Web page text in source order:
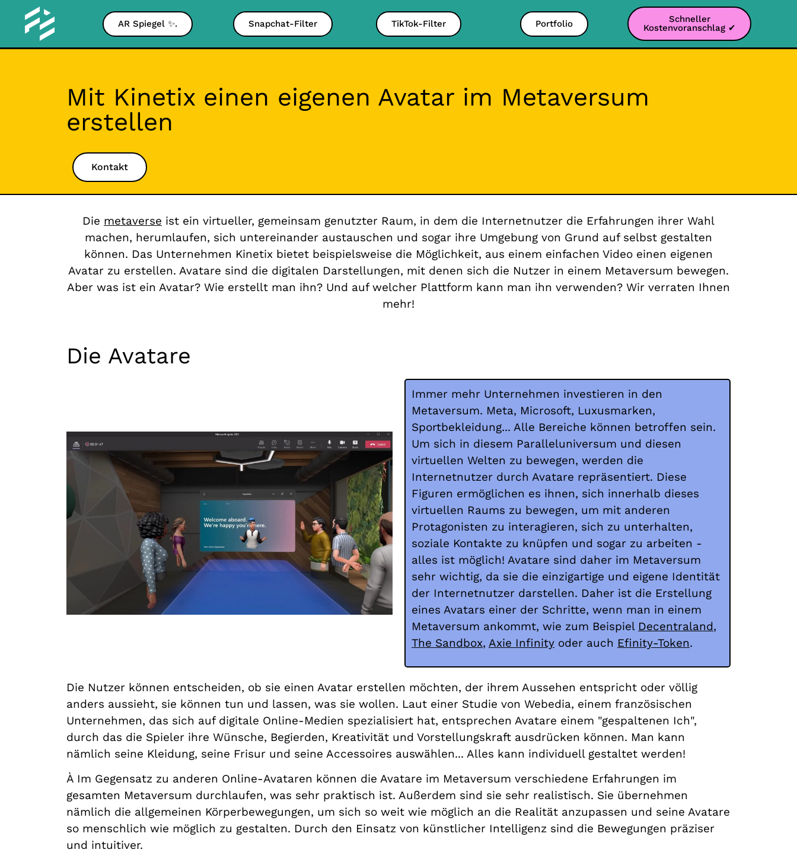
AR Spiegel ✨. Snapchat-Filter TikTok-Filter Portfolio
Schneller
Kostenvoranschlag ✔
Mit Kinetix einen eigenen Avatar im Metaversum
erstellen
Kontakt
Die metaverse ist ein virtueller, gemeinsam genutzter Raum, in dem die Internetnutzer die Erfahrungen ihrer Wahl
machen, herumlaufen, sich untereinander austauschen und sogar ihre Umgebung von Grund auf selbst gestalten
können. Das Unternehmen Kinetix bietet beispielsweise die Möglichkeit, aus einem einfachen Video einen eigenen
Avatar zu erstellen. Avatare sind die digitalen Darstellungen, mit denen sich die Nutzer in einem Metaversum bewegen.
Aber was ist ein Avatar? Wie erstellt man ihn? Und auf welcher Plattform kann man ihn verwenden? Wir verraten Ihnen
mehr!
Die Avatare
Immer mehr Unternehmen investieren in den
Metaversum. Meta, Microsoft, Luxusmarken,
Sportbekleidung... Alle Bereiche können betroffen sein.
Um sich in diesem Paralleluniversum und diesen
virtuellen Welten zu bewegen, werden die
Internetnutzer durch Avatare repräsentiert. Diese
Figuren ermöglichen es ihnen, sich innerhalb dieses
virtuellen Raums zu bewegen, um mit anderen
Protagonisten zu interagieren, sich zu unterhalten,
soziale Kontakte zu knüpfen und sogar zu arbeiten -
alles ist möglich! Avatare sind daher im Metaversum
sehr wichtig, da sie die einzigartige und eigene Identität
der Internetnutzer darstellen. Daher ist die Erstellung
eines Avatars einer der Schritte, wenn man in einem
Metaversum ankommt, wie zum Beispiel Decentraland,
The Sandbox, Axie Infinity oder auch Efinity-Token.
Die Nutzer können entscheiden, ob sie einen Avatar erstellen möchten, der ihrem Aussehen entspricht oder völlig
anders aussieht, sie können tun und lassen, was sie wollen. Laut einer Studie von Webedia, einem französischen
Unternehmen, das sich auf digitale Online-Medien spezialisiert hat, entsprechen Avatare einem "gespaltenen Ich",
durch das die Spieler ihre Wünsche, Begierden, Kreativität und Vorstellungskraft ausdrücken können. Man kann
nämlich seine Kleidung, seine Frisur und seine Accessoires auswählen... Alles kann individuell gestaltet werden!
À Im Gegensatz zu anderen Online-Avataren können die Avatare im Metaversum verschiedene Erfahrungen im
gesamten Metaversum durchlaufen, was sehr praktisch ist. Außerdem sind sie sehr realistisch. Sie übernehmen
nämlich die allgemeinen Körperbewegungen, um sich so weit wie möglich an die Realität anzupassen und seine Avatare
so menschlich wie möglich zu gestalten. Durch den Einsatz von künstlicher Intelligenz sind die Bewegungen präziser
und intuitiver.